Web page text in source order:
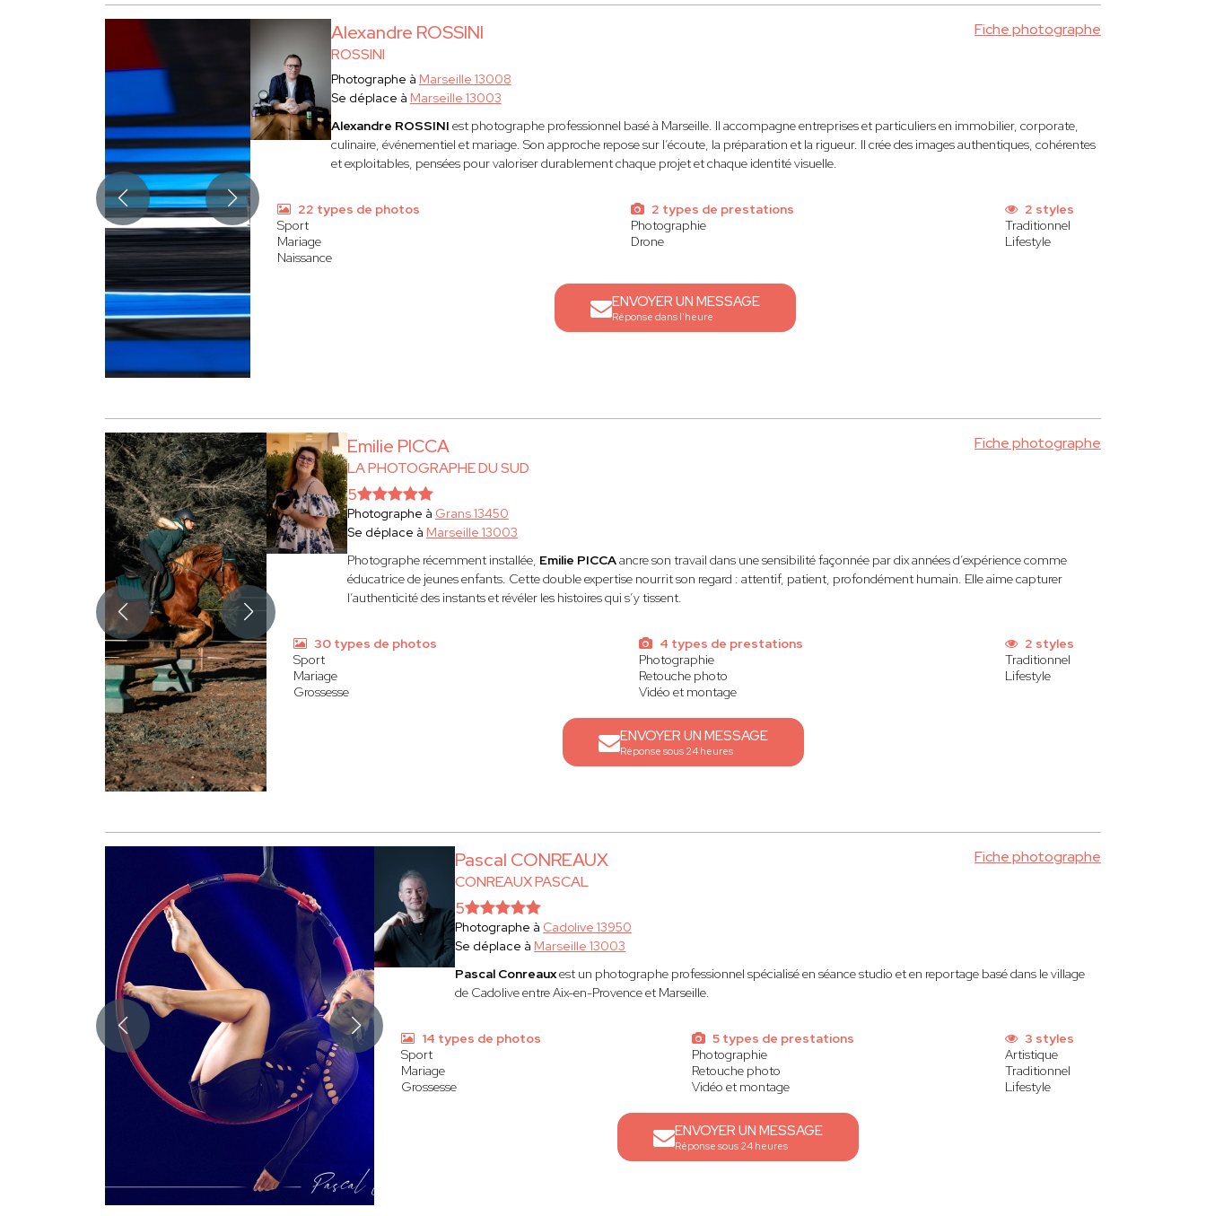
Alexandre ROSSINI
ROSSINI
Fiche photographe
Photographe à Marseille 13008
Se déplace à Marseille 13003
Alexandre ROSSINI est photographe professionnel basé à Marseille. Il accompagne entreprises et particuliers en immobilier, corporate,
culinaire, événementiel et mariage. Son approche repose sur l’écoute, la préparation et la rigueur. Il crée des images authentiques, cohérentes
et exploitables, pensées pour valoriser durablement chaque projet et chaque identité visuelle.
22 types de photos
Sport
Mariage
Naissance
2 types de prestations
Photographie
Drone
2 styles
Traditionnel
Lifestyle
ENVOYER UN MESSAGE
Réponse dans l'heure
Emilie PICCA
LA PHOTOGRAPHE DU SUD
Fiche photographe
5
Photographe à Grans 13450
Se déplace à Marseille 13003
Photographe récemment installée, Emilie PICCAancre son travail dans une sensibilité façonnée par dix années d’expérience comme
éducatrice de jeunes enfants. Cette double expertise nourrit son regard : attentif, patient, profondément humain. Elle aime capturer
l’authenticité des instants et révéler les histoires qui s’y tissent.
30 types de photos
Sport
Mariage
Grossesse
4 types de prestations
Photographie
Retouche photo
Vidéo et montage
2 styles
Traditionnel
Lifestyle
ENVOYER UN MESSAGE
Réponse sous 24 heures
Pascal CONREAUX
CONREAUX PASCAL
Fiche photographe
5
Photographe à Cadolive 13950
Se déplace à Marseille 13003
Pascal Conreauxest un photographe professionnel spécialisé en séance studio et en reportage basé dans le village
de Cadolive entre Aix-en-Provence et Marseille.
14 types de photos
Sport
Mariage
Grossesse
5 types de prestations
Photographie
Retouche photo
Vidéo et montage
3 styles
Artistique
Traditionnel
Lifestyle
ENVOYER UN MESSAGE
Réponse sous 24 heures